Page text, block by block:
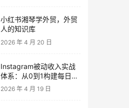
小红书湘琴学外贸，外贸
人的知识库
2026 年 4 月 20 日
Instagram被动收入实战
体系：从0到1构建每日盈
利的自动销售漏斗
2026 年 4 月 19 日